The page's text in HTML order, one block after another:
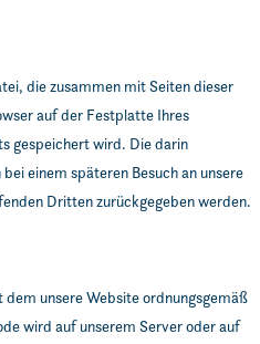
die zusammen mit Seiten dieser
auf der Festplatte Ihres
gespeichert wird. Die darin
einem späteren Besuch an unsere
Dritten zurückgegeben werden.
unsere Website ordnungsgemäß
wird auf unserem Server oder auf